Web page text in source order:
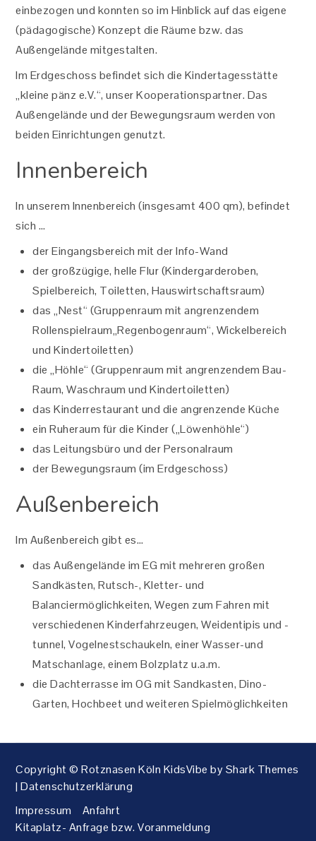
einbezogen und konnten so im Hinblick auf das eigene
(pädagogische) Konzept die Räume bzw. das
Außengelände mitgestalten.
Im Erdgeschoss befindet sich die Kindertagesstätte
„kleine pänz e.V.“, unser Kooperationspartner. Das
Außengelände und der Bewegungsraum werden von
beiden Einrichtungen genutzt.
Innenbereich
In unserem Innenbereich (insgesamt 400 qm), befindet
sich …
der Eingangsbereich mit der Info-Wand
der großzügige, helle Flur (Kindergarderoben,
Spielbereich, Toiletten, Hauswirtschaftsraum)
das „Nest“ (Gruppenraum mit angrenzendem
Rollenspielraum„Regenbogenraum“, Wickelbereich
und Kindertoiletten)
die „Höhle“ (Gruppenraum mit angrenzendem Bau-
Raum, Waschraum und Kindertoiletten)
das Kinderrestaurant und die angrenzende Küche
ein Ruheraum für die Kinder („Löwenhöhle“)
das Leitungsbüro und der Personalraum
der Bewegungsraum (im Erdgeschoss)
Außenbereich
Im Außenbereich gibt es…
das Außengelände im EG mit mehreren großen
Sandkästen, Rutsch-, Kletter- und
Balanciermöglichkeiten, Wegen zum Fahren mit
verschiedenen Kinderfahrzeugen, Weidentipis und -
tunnel, Vogelnestschaukeln, einer Wasser-und
Matschanlage, einem Bolzplatz u.a.m.
die Dachterrasse im OG mit Sandkasten, Dino-
Garten, Hochbeet und weiteren Spielmöglichkeiten
Copyright © Rotznasen Köln KidsVibe byShark Themes
|Datenschutzerklärung
Impressum
Anfahrt
Kitaplatz- Anfrage bzw. Voranmeldung